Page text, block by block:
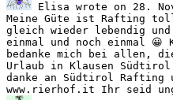
Elisa wrote on 28.
Meine Güte ist Rafting
gleich wieder lebendig
einmal und noch einmal 😀
bedanke mich bei allen,
Urlaub in Klausen
danke an Südtirol Rafting
www.rierhof.it Ihr seid